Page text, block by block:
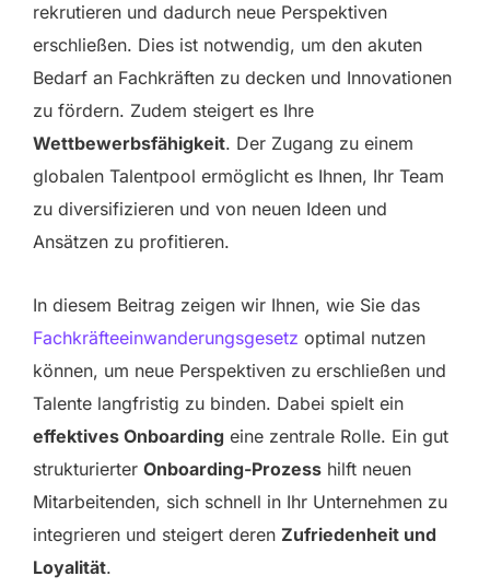
rekrutieren und dadurch neue Perspektiven
erschließen. Dies ist notwendig, um den akuten
Bedarf an Fachkräften zu decken und Innovationen
zu fördern. Zudem steigert es Ihre
Wettbewerbsfähigkeit. Der Zugang zu einem
globalen Talentpool ermöglicht es Ihnen, Ihr Team
zu diversifizieren und von neuen Ideen und
Ansätzen zu profitieren.
In diesem Beitrag zeigen wir Ihnen, wie Sie das
Fachkräfteeinwanderungsgesetz optimal nutzen
können, um neue Perspektiven zu erschließen und
Talente langfristig zu binden. Dabei spielt ein
effektives Onboarding eine zentrale Rolle. Ein gut
strukturierter Onboarding-Prozess hilft neuen
Mitarbeitenden, sich schnell in Ihr Unternehmen zu
integrieren und steigert deren Zufriedenheit und
Loyalität.